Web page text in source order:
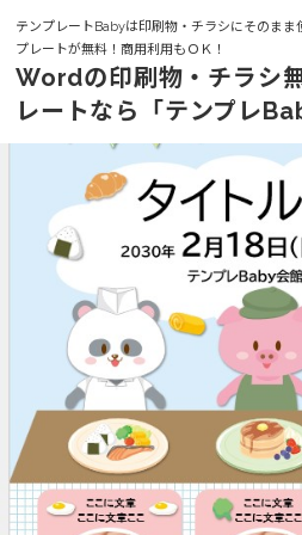
テンプレートBabyは印刷物・チラシにそのまま
プレートが無料！商用利用もＯＫ！
Wordの印刷物・チラシ
レートなら「テンプレ